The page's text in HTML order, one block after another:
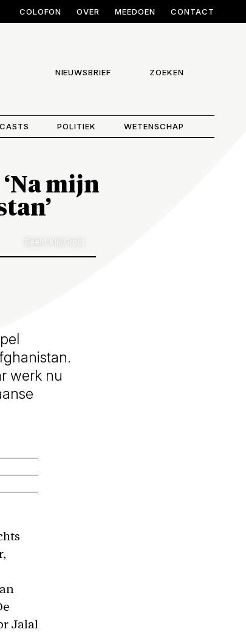
COLOFON OVER MEEDOEN CONTACT
NIEUWSBRIEF ZOEKEN
POLITIEK WETENSCHAP
mijn
Beeld: Kiki Groot
werk nu
Jalal